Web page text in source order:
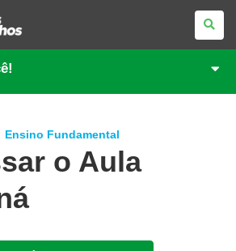
Ensino Fundamental
o Aula